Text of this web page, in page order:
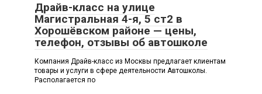
Драйв-класс на улице
Магистральная 4-я, 5 ст2 в
Хорошёвском районе — цены,
телефон, отзывы об автошколе
Компания Драйв-класс из Москвы предлагает клиентам
товары и услуги в сфере деятельности Автошколы.
Располагается по